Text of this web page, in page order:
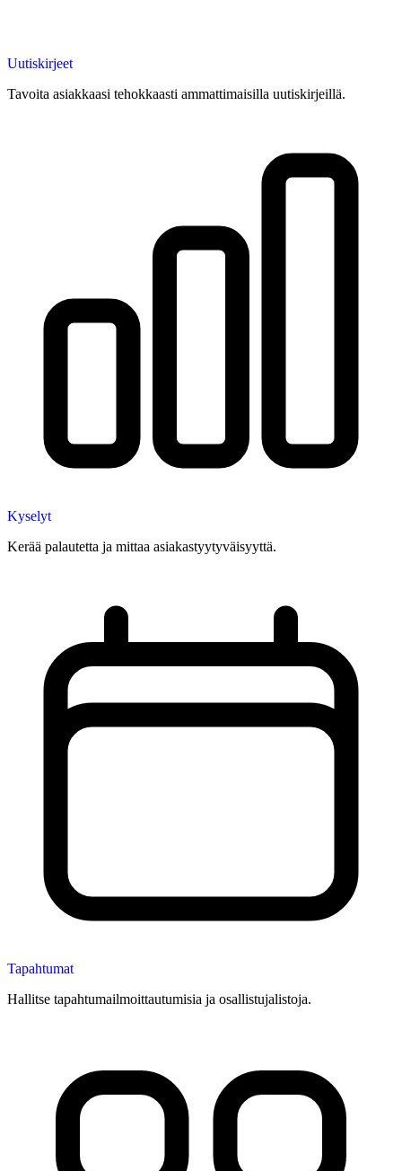
Uutiskirjeet
Tavoita asiakkaasi tehokkaasti ammattimaisilla uutiskirjeillä.
Kyselyt
Kerää palautetta ja mittaa asiakastyytyväisyyttä.
Tapahtumat
Hallitse tapahtumailmoittautumisia ja osallistujalistoja.